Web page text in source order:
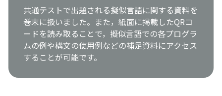
共通テストで出題される擬似言語に関する資料を
巻末に扱いました。また，紙面に掲載したQRコ
ードを読み取ることで，擬似言語での各プログラ
ムの例や構文の使用例などの補足資料にアクセス
することが可能です。